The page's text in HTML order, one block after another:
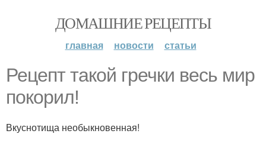
ДОМАШНИЕ РЕЦЕПТЫ
главная новости статьи
Рецепт такой гречки весь мир
покорил!
Вкуснотища необыкновенная!